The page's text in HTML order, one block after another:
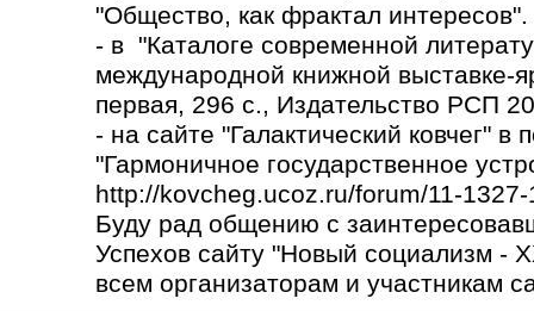
"Общество, как фрактал интересов".
- в "Каталоге современной
международной книжной выставке-
первая, 296 с., Издательство РСП
- на сайте "Галактический ковчег" в
"Гармоничное государственное
http://kovcheg.ucoz.ru/forum/11-
Буду рад общению с
Успехов сайту "Новый социализм -
всем организаторам и участникам